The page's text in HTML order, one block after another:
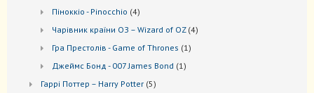
Піноккіо - Pinocchio 44
Чарівник країни ОЗ – Wizard of OZ 44
Гра Престолів - Game of Thrones 11
Джеймс Бонд - 007 James Bond 11
Гаррі Поттер – Harry Potter 55